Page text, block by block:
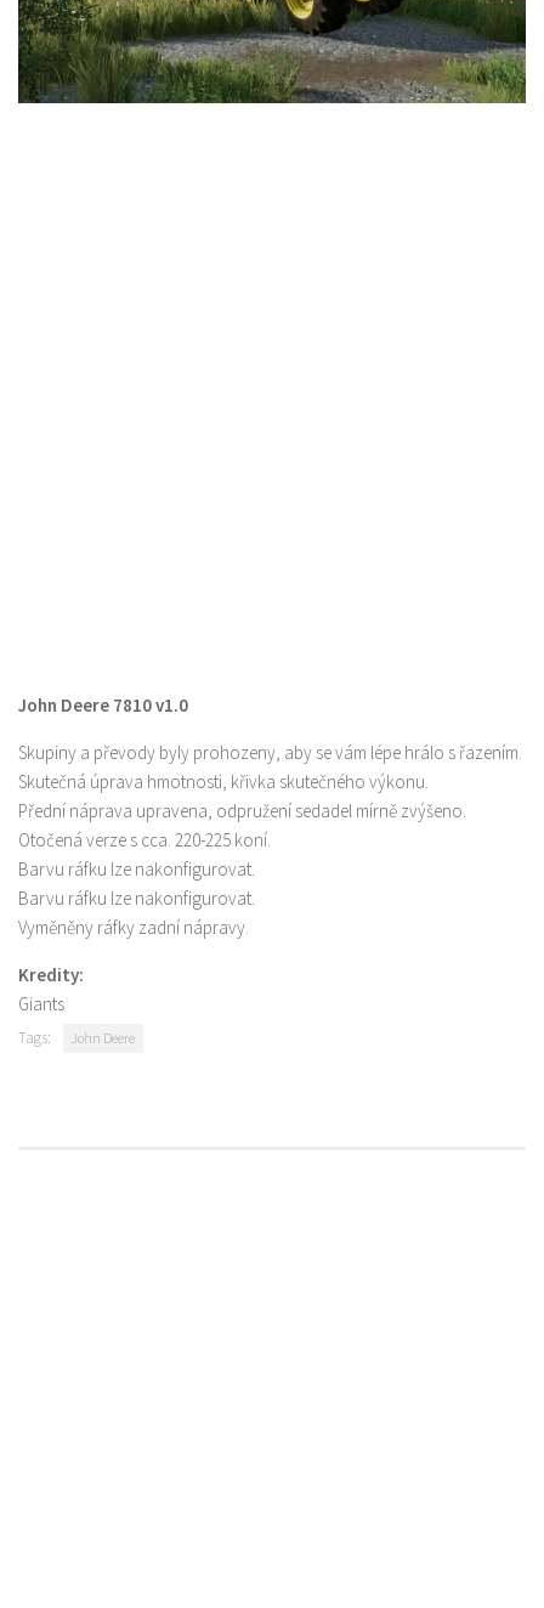
John Deere 7810 v1.0
Skupiny a převody byly prohozeny, aby se vám lépe hrálo s řazením.
Skutečná úprava hmotnosti, křivka skutečného výkonu.
Přední náprava upravena, odpružení sedadel mírně zvýšeno.
Otočená verze s cca. 220-225 koní.
Barvu ráfku lze nakonfigurovat.
Barvu ráfku lze nakonfigurovat.
Vyměněny ráfky zadní nápravy.
Kredity:
Giants
Tags: John Deere